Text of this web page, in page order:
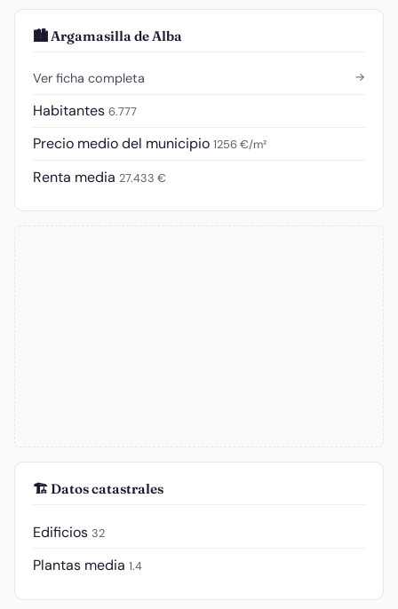
🏙️ Argamasilla de Alba
Ver ficha completa →
Habitantes 6.777
Precio medio del municipio 1256 €/m²
Renta media 27.433 €
🏗️ Datos catastrales
Edificios 32
Plantas media 1.4